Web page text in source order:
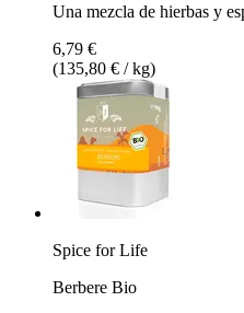
Una mezcla de hierbas y
6,79 €
(135,80 € / kg)
Spice for Life
Berbere Bio